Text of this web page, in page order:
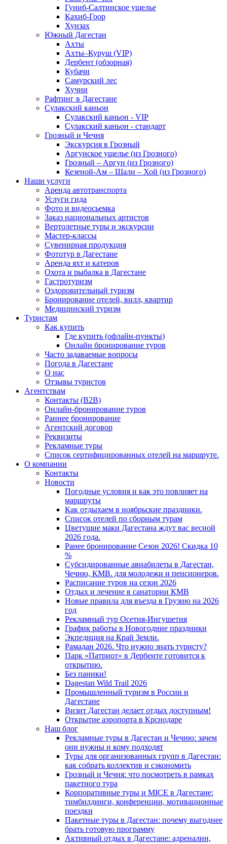
Гуниб-Салтинское ущелье
Кахиб-Гоор
Хунзах
Южный Дагестан
Ахты
Ахты–Куруш (VIP)
Дербент (обзорная)
Кубачи
Самурский лес
Хучни
Рафтинг в Дагестане
Сулакский каньон
Сулакский каньон - VIP
Сулакский каньон - стандарт
Грозный и Чечня
Экскурсия в Грозный
Аргунское ущелье (из Грозного)
Грозный – Аргун (из Грозного)
Кезеной-Ам – Шали – Хой (из Грозного)
Наши услуги
Аренда автотранспорта
Услуги гида
Фото и видеосьемка
Заказ национальных артистов
Вертолетные туры и экскурсии
Мастер-классы
Сувенирная продукция
Фототур в Дагестане
Аренда яхт и катеров
Охота и рыбалка в Дагестане
Гастротуризм
Оздоровительный туризм
Бронирование отелей, вилл, квартир
Медицинский туризм
Туристам
Как купить
Где купить (офлайн-пункты)
Онлайн бронирование туров
Часто задаваемые вопросы
Погода в Дагестане
О нас
Отзывы туристов
Агентствам
Контакты (B2B)
Онлайн-бронирование туров
Раннее бронирование
Агентский договор
Реквизиты
Рекламные туры
Список сертифицированных отелей на маршруте.
О компании
Контакты
Новости
Погодные условия и как это повлияет на
маршруты
Как отдыхаем в ноябрьские праздники.
Список отелей по сборным турам
Цветущие маки Дагестана ждут вас весной
2026 года.
Ранее бронирование Сезон 2026! Скидка 10
%
Субсидированные авиабилеты в Дагестан,
Чечню, КМВ. для молодежи и пенсионеров.
Расписание туров на сезон 2026
Отдых и лечение в санатории КМВ
Новые правила для въезда в Грузию на 2026
год
Рекламный тур Осетия-Ингушетия
График работы в Новогодние праздники
Экпедиция на Край Земли.
Рамадан 2026. Что нужно знать туристу?
Парк «Патриот» в Дербенте готовится к
открытию.
Без паники!
Dagestan Wild Trail 2026
Промышленный туризм в России и
Дагестане
Визит Дагестан делает отдых доступным!
Открытие аэропорта в Крснодаре
Наш блог
Рекламные туры в Дагестан и Чечню: зачем
они нужны и кому подходят
Туры для организованных групп в Дагестан:
как собрать коллектив и сэкономить
Грозный и Чечня: что посмотреть в рамках
пакетного тура
Корпоративные туры и MICE в Дагестане:
тимбилдинги, конференции, мотивационные
поездки
Пакетные туры в Дагестан: почему выгоднее
брать готовую программу
Активный отдых в Дагестане: адреналин,